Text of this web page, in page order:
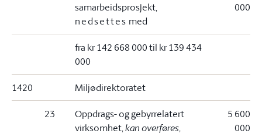
samarbeidsprosjekt,
nedsettes med
000
fra kr 142 668 000 til kr 139 434
000
1420 Miljødirektoratet
23
Oppdrags- og gebyrrelatert
virksomhet,kan overføres,
5 600
000